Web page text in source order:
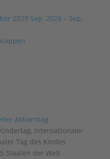
2029 Sep. 2026 – Sep.
Internationaler
Tag des Kindes
Staaten der Welt